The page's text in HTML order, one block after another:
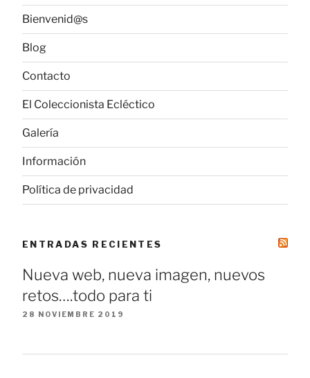
Bienvenid@s
Blog
Contacto
El Coleccionista Ecléctico
Galería
Información
Política de privacidad
ENTRADAS RECIENTES
Nueva web, nueva imagen, nuevos
retos….todo para ti
28 NOVIEMBRE 2019